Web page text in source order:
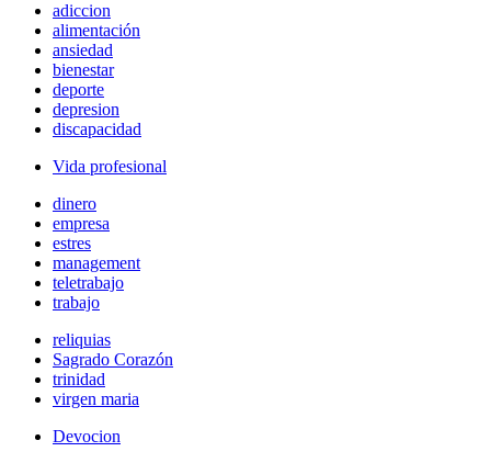
adiccion
alimentación
ansiedad
bienestar
deporte
depresion
discapacidad
Vida profesional
dinero
empresa
estres
management
teletrabajo
trabajo
reliquias
Sagrado Corazón
trinidad
virgen maria
Devocion